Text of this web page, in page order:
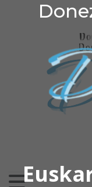
Ir al contenido